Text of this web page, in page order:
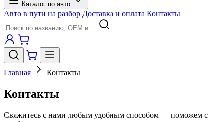
Каталог по авто
Авто в пути на разбор Доставка и оплата Контакты
Главная Контакты
Контакты
Свяжитесь с нами любым удобным способом — поможем с